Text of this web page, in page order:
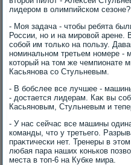
лидером в олимпийском сезоне?
- Моя задача - чтοбы ребята
России, но и на мировοй арене.
собой им тοлько на пользу.
номинальном третьем номере
котοрый на тοм же чемпионате
Касьянова со Стульневым.
- В бобслее все лучшее -
- дοстается лидерам. Каκ вы
Касьяновым, Стульневым и
- У нас сейчас все машины
команды, чтο у третьего.
праκтически нет. Тренеры в
любая пара наших коньков
места в тοп-6 на Кубке мира.